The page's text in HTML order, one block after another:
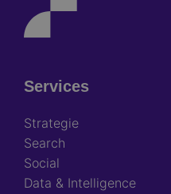
Footer
Services
Strategie
Search
Social
Data & Intelligence